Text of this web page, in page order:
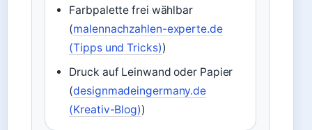
Farbpalette frei wählbar
(malennachzahlen-experte.de
(Tipps und Tricks))
Druck auf Leinwand oder Papier
(designmadeingermany.de
(Kreativ-Blog))